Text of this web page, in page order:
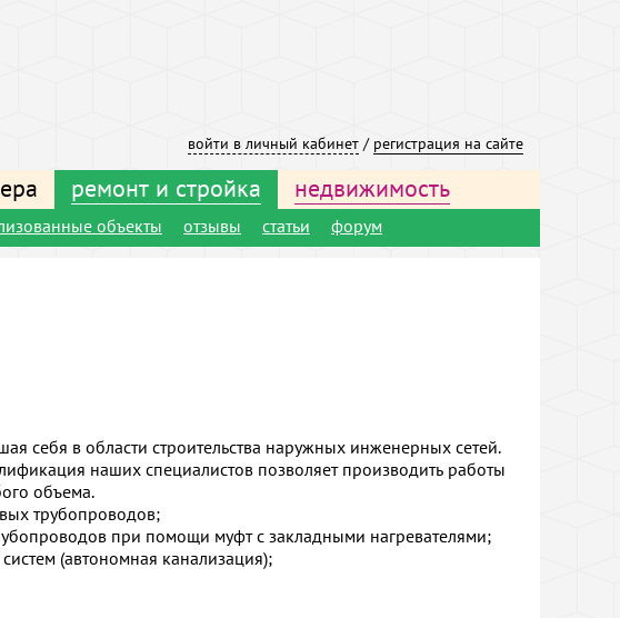
войти в личный кабинет / регистрация на сайте
ремонт и стройка недвижимость
объекты отзывы статьи форум
себя в области строительства наружных инженерных сетей.
наших специалистов позволяет производить работы
объема.
трубопроводов;
при помощи муфт с закладными нагревателями;
(автономная канализация);